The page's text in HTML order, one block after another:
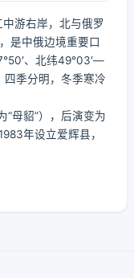
游右岸，北与俄罗
是中俄边境重要口
、北纬49°03′—
四季分明，冬季寒冷
“母貂”），后演变为
年设立爱辉县，